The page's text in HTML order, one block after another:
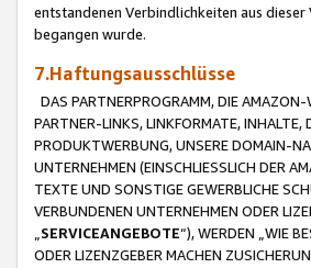
entstandenen Verbindlichkeiten aus
begangen wurde.
7.Haftungsausschlüsse
DAS PARTNERPROGRAMM, DIE
PARTNER-LINKS, LINKFORMATE,
PRODUKTWERBUNG, UNSERE DOMAIN-
UNTERNEHMEN (EINSCHLIESSLICH DER
TEXTE UND SONSTIGE GEWERBLICHE
VERBUNDENEN UNTERNEHMEN ODER
SERVICEANGEBOTE“), WERDEN „WIE
ODER LIZENZGEBER MACHEN